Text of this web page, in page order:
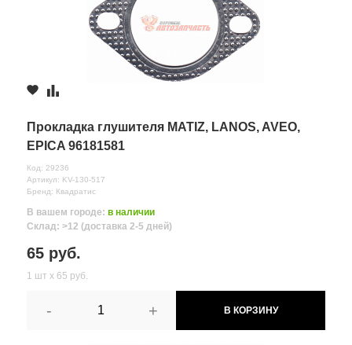
Недостатки
Комментарий
Прокладка глушителя MATIZ, LANOS, AVEO,
EPICA 96181581
Код: 29236
Артикул: KV-130-517
Бренд: Квадратис
В вашем городе: в наличии
Склад: >12 (доставка 2-5 дней)
65 руб.
1 шт х 65 руб.
- + В КОРЗИНУ